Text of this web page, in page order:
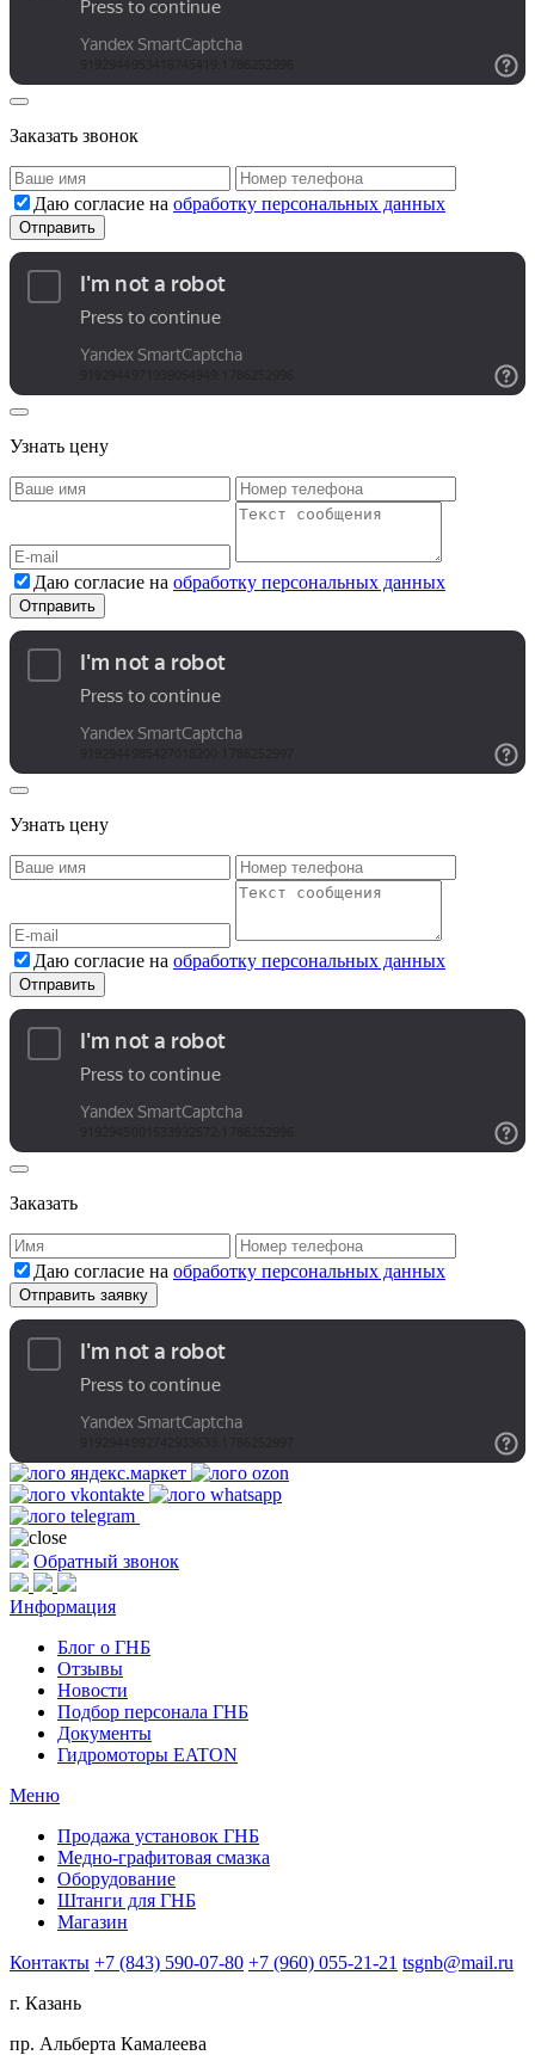
Заказать звонок
Даю согласие на обработку персональных данных
Узнать цену
Даю согласие на обработку персональных данных
Узнать цену
Даю согласие на обработку персональных данных
Заказать
Даю согласие на обработку персональных данных
Обратный звонок
Информация
Блог о ГНБ
Отзывы
Новости
Подбор персонала ГНБ
Документы
Гидромоторы EATON
Меню
Продажа установок ГНБ
Медно-графитовая смазка
Оборудование
Штанги для ГНБ
Магазин
Контакты +7 (843) 590-07-80 +7 (960) 055-21-21 tsgnb@mail.ru
г. Казань
пр. Альберта Камалеева